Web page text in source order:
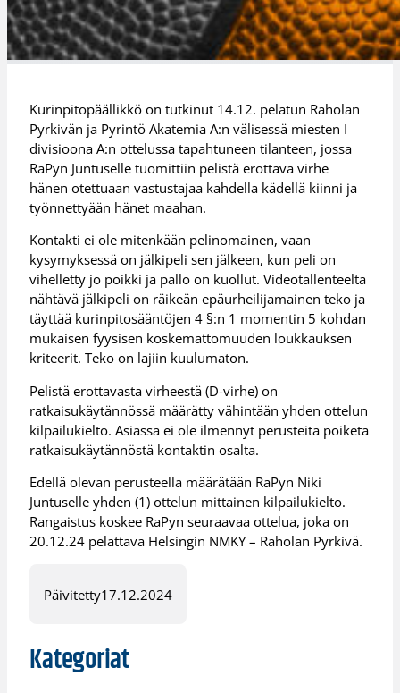
Kurinpitopäällikkö on tutkinut 14.12. pelatun Raholan
Pyrkivän ja Pyrintö Akatemia A:n välisessä miesten I
divisioona A:n ottelussa tapahtuneen tilanteen, jossa
RaPyn Juntuselle tuomittiin pelistä erottava virhe
hänen otettuaan vastustajaa kahdella kädellä kiinni ja
työnnettyään hänet maahan.
Kontakti ei ole mitenkään pelinomainen, vaan
kysymyksessä on jälkipeli sen jälkeen, kun peli on
vihelletty jo poikki ja pallo on kuollut. Videotallenteelta
nähtävä jälkipeli on räikeän epäurheilijamainen teko ja
täyttää kurinpitosääntöjen 4 §:n 1 momentin 5 kohdan
mukaisen fyysisen koskemattomuuden loukkauksen
kriteerit. Teko on lajiin kuulumaton.
Pelistä erottavasta virheestä (D-virhe) on
ratkaisukäytännössä määrätty vähintään yhden ottelun
kilpailukielto. Asiassa ei ole ilmennyt perusteita poiketa
ratkaisukäytännöstä kontaktin osalta.
Edellä olevan perusteella määrätään RaPyn Niki
Juntuselle yhden (1) ottelun mittainen kilpailukielto.
Rangaistus koskee RaPyn seuraavaa ottelua, joka on
20.12.24 pelattava Helsingin NMKY – Raholan Pyrkivä.
Päivitetty17.12.2024
Kategoriat